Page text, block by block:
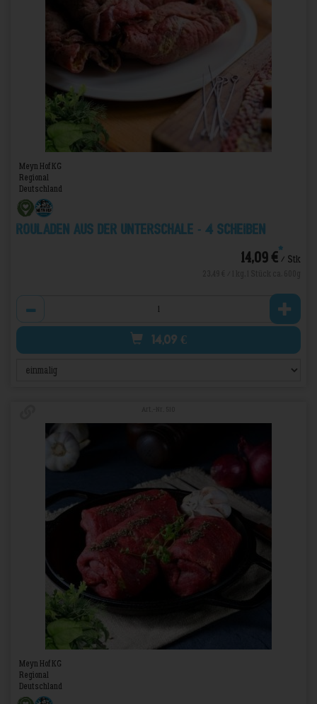
Meyn Hof KG
Regional
Deutschland
Rouladen aus der Unterschale - 4 Scheiben
14,09 €*/ Stk
14,09 €
Meyn Hof KG
Regional
Deutschland